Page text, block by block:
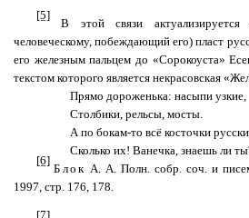
[5]
В этой связи актуализируется
человеческому, побеждающий его) пласт
его железным пальцем до «Сорокоуста»
текстом которого является некрасовская
Прямо дороженька: насыпи узкие,
Столбики, рельсы, мосты.
А по бокам-то всё косточки
Сколько их! Ванечка, знаешь ли
[6]
Блок А. А. Полн. собр. соч. и
1997, стр. 176, 178.
[7]